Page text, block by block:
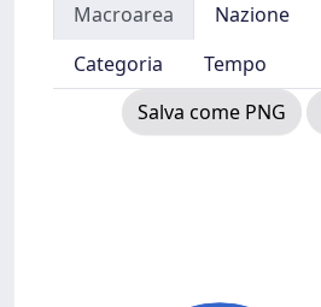
Macroarea Nazione
Categoria
Tempo
Salva come PNG